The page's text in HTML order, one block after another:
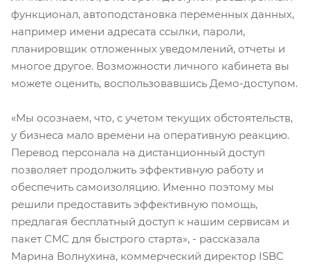
функционал, автоподстановка переменных данных,
например имени адресата ссылки, пароли,
планировщик отложенных уведомлений, отчеты и
многое другое. Возможности личного кабинета вы
можете оценить, воспользовавшись Демо-доступом.
«Мы осознаем, что, с учетом текущих обстоятельств,
у бизнеса мало времени на оперативную реакцию.
Перевод персонала на дистанционный доступ
позволяет продолжить эффективную работу и
обеспечить самоизоляцию. Именно поэтому мы
решили предоставить эффективную помощь,
предлагая бесплатный доступ к нашим сервисам и
пакет СМС для быстрого старта», - рассказала
Марина Волнухина, коммерческий директор ISBC